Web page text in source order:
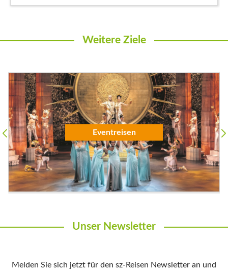
Weitere Ziele
Flugreisen
Unser Newsletter
Melden Sie sich jetzt für den sz-Reisen Newsletter an und